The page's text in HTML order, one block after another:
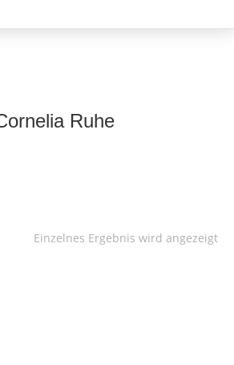
Ruhe
Einzelnes Ergebnis wird angezeigt